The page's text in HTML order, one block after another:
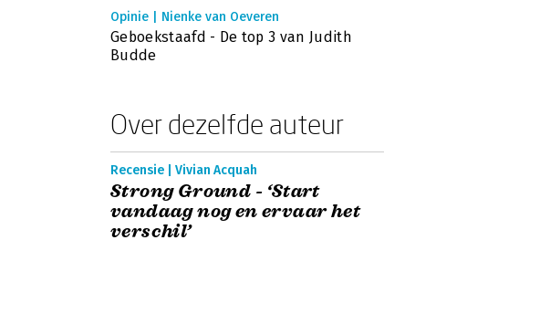
Opinie | Nienke van Oeveren
Geboekstaafd - De top 3 van Judith
Budde
Over dezelfde auteur
Recensie | Vivian Acquah
Strong Ground - ‘Start
vandaag nog en ervaar het
verschil’